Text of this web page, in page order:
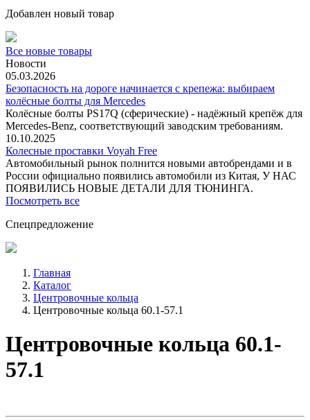
Добавлен новый товар
Все новые товары
Новости
05.03.2026
Безопасность на дороге начинается с крепежа: выбираем
колёсные болты для Mercedes
Колёсные болты PS17Q (сферические) - надёжный крепёж для
Mercedes‑Benz, соответствующий заводским требованиям.
10.10.2025
Колесные проставки Voyah Free
Автомобильный рынок полнится новыми автобрендами и в
России официально появились автомобили из Китая, У НАС
ПОЯВИЛИСЬ НОВЫЕ ДЕТАЛИ ДЛЯ ТЮНИНГА.
Посмотреть все
Спецпредложение
Главная
Каталог
Центровочные кольца
Центровочные кольца 60.1-57.1
Центровочные кольца 60.1-
57.1